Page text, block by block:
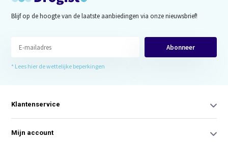
Blijf op de hoogte van de laatste aanbiedingen via onze nieuwsbrief!
Abonneer
* Lees hier de wettelijke beperkingen
Klantenservice
Mijn account